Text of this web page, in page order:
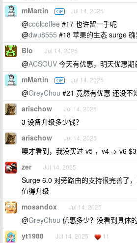
mMartin OP Jul 14, 2025
@coolcoffee #17 也许留一手呢
@dwu8555 #18 苹果的生态 surge
Bio Jul 14, 2025
@ACSOUV 今天有优惠，明天优惠期
mMartin OP Jul 14, 2025
@GreyChou #21 竟然有优惠 还没不
arischow Jul 14, 2025
3 设备升级多少钱？
arischow Jul 14, 2025
噢才看到，我没买过 v5 ，v4 -> v6
zer Jul 14, 2025
Surge 6.0 对旁路由的支持很完善了
值得升级
mosandox Jul 14, 2025
@GreyChou 优惠多少？没看到具体
yt1988 Jul 14, 2025 11